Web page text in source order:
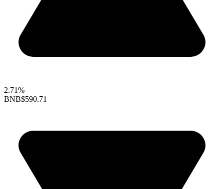
2.71%
BNB$590.71